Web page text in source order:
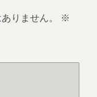
りません。
※